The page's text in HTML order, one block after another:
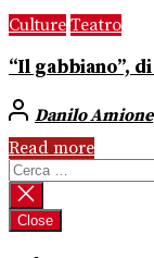
Culture Teatro
“Il gabbiano”,
Danilo Amione
Read more
Ricerca
per:
Close